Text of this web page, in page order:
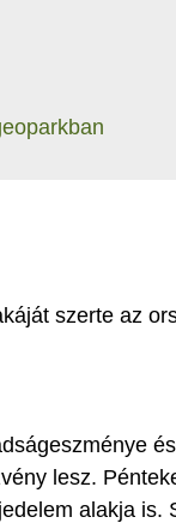
szerte az
lesz.
alakja is.